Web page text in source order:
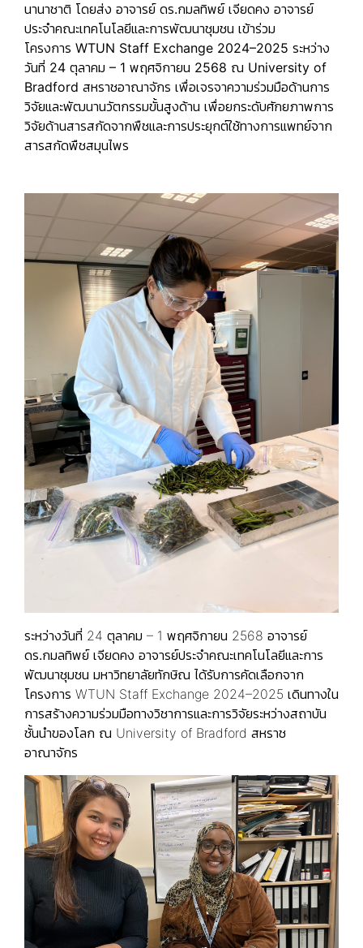
นานาชาติ โดยส่ง อาจารย์ ดร.กมลทิพย์ เจียดคง อาจารย์
ประจำคณะเทคโนโลยีและการพัฒนาชุมชน เข้าร่วม
โครงการ WTUN Staff Exchange 2024–2025 ระหว่าง
วันที่ 24 ตุลาคม – 1 พฤศจิกายน 2568 ณ University of
Bradford สหราชอาณาจักร เพื่อเจรจาความร่วมมือด้านการ
วิจัยและพัฒนานวัตกรรมขั้นสูงด้าน เพื่อยกระดับศักยภาพการ
วิจัยด้านสารสกัดจากพืชและการประยุกต์ใช้ทางการแพทย์จาก
สารสกัดพืชสมุนไพร
ระหว่างวันที่ 24 ตุลาคม – 1 พฤศจิกายน 2568 อาจารย์
ดร.กมลทิพย์ เจียดคง อาจารย์ประจำคณะเทคโนโลยีและการ
พัฒนาชุมชน มหาวิทยาลัยทักษิณ ได้รับการคัดเลือกจาก
โครงการ WTUN Staff Exchange 2024–2025 เดินทางใน
การสร้างความร่วมมือทางวิชาการและการวิจัยระหว่างสถาบัน
ชั้นนำของโลก ณ University of Bradford สหราช
อาณาจักร